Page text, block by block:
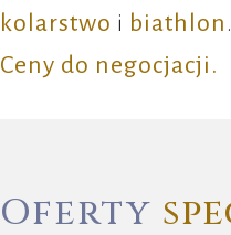
kolarstwo i biathlon .
Ceny do negocjacji.
Oferty